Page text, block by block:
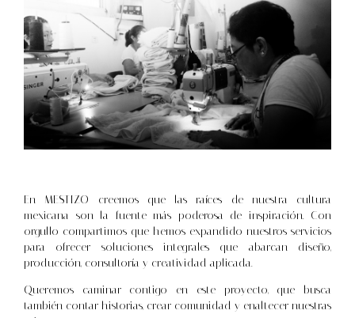
En MESTIZO creemos que las raíces de nuestra cultura
mexicana son la fuente más poderosa de inspiración. Con
orgullo compartimos que hemos expandido nuestros servicios
para ofrecer soluciones integrales que abarcan diseño,
producción, consultoría y creatividad aplicada.
Queremos caminar contigo en este proyecto, que busca
también contar historias, crear comunidad y enaltecer nuestras